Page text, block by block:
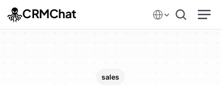
sales
CRMChat